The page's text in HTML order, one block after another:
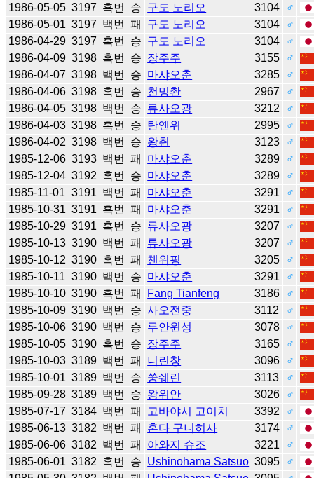
1986-05-05 3197 흑번 승 구도 노리오 3104
♂
1986-05-01 3197 백번 패 구도 노리오 3104
♂
1986-04-29 3197 흑번 승 구도 노리오 3104
♂
1986-04-09 3198 흑번 승 장주주 3155
♂
1986-04-07 3198 백번 승 마샤오춘 3285
♂
1986-04-06 3198 흑번 승 천밍촨 2967
♂
1986-04-05 3198 백번 승 류사오광 3212
♂
1986-04-03 3198 흑번 승 탄옌위 2995
♂
1986-04-02 3198 백번 승 왕췬 3123
♂
1985-12-06 3193 백번 패 마샤오춘 3289
♂
1985-12-04 3192 흑번 승 마샤오춘 3289
♂
1985-11-01 3191 백번 패 마샤오춘 3291
♂
1985-10-31 3191 흑번 패 마샤오춘 3291
♂
1985-10-29 3191 흑번 승 류사오광 3207
♂
1985-10-13 3190 백번 패 류사오광 3207
♂
1985-10-12 3190 흑번 패 첸위핑 3205
♂
1985-10-11 3190 백번 승 마샤오춘 3291
♂
1985-10-10 3190 흑번 패 Fang Tianfeng 3186
♂
1985-10-09 3190 백번 승 사오전중 3112
♂
1985-10-06 3190 백번 승 루안윈성 3078
♂
1985-10-05 3190 흑번 승 장주주 3165
♂
1985-10-03 3189 백번 패 니린창 3096
♂
1985-10-01 3189 백번 승 쑹쉐린 3113
♂
1985-09-28 3189 백번 승 왕위안 3026
♂
1985-07-17 3184 백번 패 고바야시 고이치 3392
♂
1985-06-13 3182 백번 패 혼다 구니히사 3174
♂
1985-06-06 3182 백번 패 아와지 슈조 3221
♂
1985-06-01 3182 흑번 승 Ushinohama Satsuo 3095
♂